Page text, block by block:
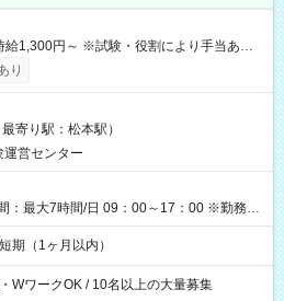
あり 【即給（前払い）オプションあ
合、勤務から1週間ほどで給与の一部を受け
8:30～17:30（休憩1時間） 時給1,300円
＋交通費 ※当日の役割により時給＋100
試験 7:00～13:30（休憩なし） 時給1,300
×6時間＝日収8,400円＋交通費 【試用期
り
寄り駅：松本駅）
営センター
：最大7時間/日 09：00～17：00 ※勤務時
ります。
期（1ヶ月以内）
WワークOK / 10名以上の大量募集